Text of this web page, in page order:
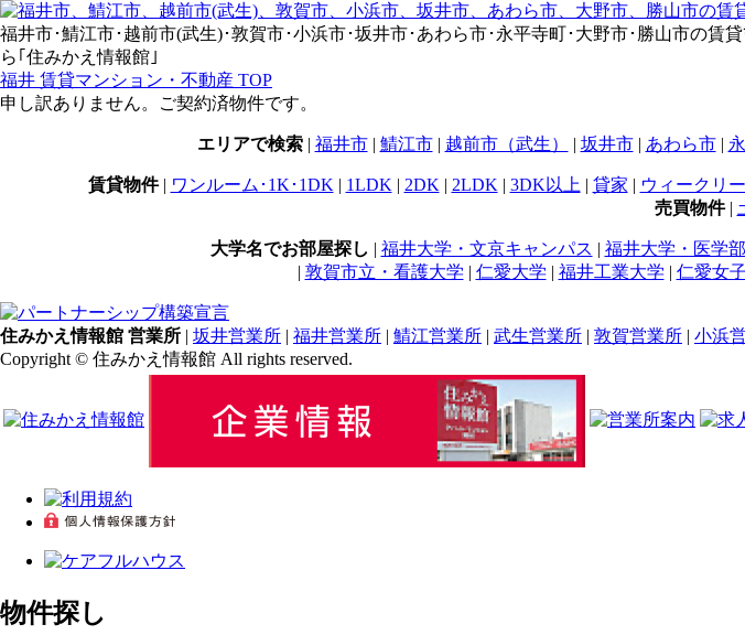
福井市･鯖江市･越前市(武生)･敦賀市･小浜市･坂井市･あわら市･永平寺町･大野市･勝山市の賃
ら｢住みかえ情報館｣
福井 賃貸マンション・不動産 TOP
申し訳ありません。ご契約済物件です。
エリアで検索| 福井市| 鯖江市| 越前市（武生） | 坂井市| あわら市|
賃貸物件| ワンルーム･1K･1DK | 1LDK | 2DK | 2LDK | 3DK以上 | 貸家 | ウィークリ
売買物件|
大学名でお部屋探し | 福井大学・文京キャンパス | 福井大学・医学部
| 敦賀市立・看護大学 | 仁愛大学 | 福井工業大学 | 仁愛女
住みかえ情報館 営業所 | 坂井営業所 | 福井営業所 | 鯖江営業所 | 武生営業所 | 敦賀営業所 | 小浜
Copyright © 住みかえ情報館 All rights reserved.
物件探し